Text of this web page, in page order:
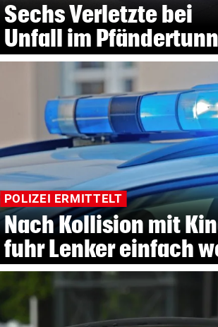
Sechs Verletzte bei
Unfall im
POLIZEI ERMITTELT
Nach Kollision mit
fuhr Lenker einfach